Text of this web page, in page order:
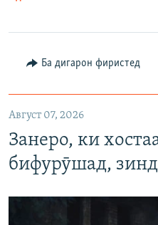
Ба дигарон фиристед
Август 07, 2026
Занеро, ки
бифурӯшад,